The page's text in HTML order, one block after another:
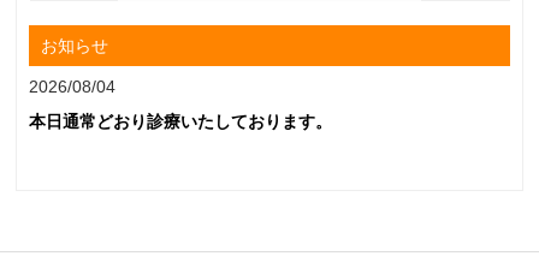
お知らせ
2026/08/04
本日通常どおり診療いたしております。